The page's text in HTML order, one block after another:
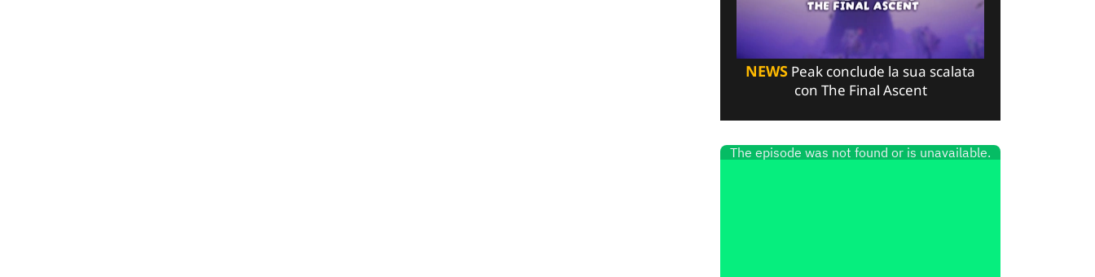
NEWS Peak conclude la sua scalata
con The Final Ascent